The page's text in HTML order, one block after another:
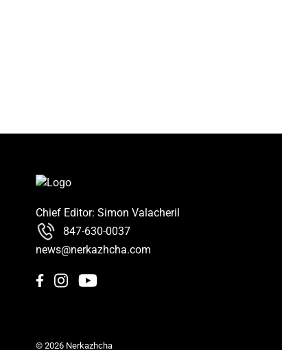
Chief Editor: Simon Valacheril
847-630-0037
news@nerkazhcha.com
© 2026 Nerkazhcha